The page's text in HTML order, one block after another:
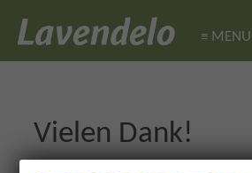
≡ MENU
≡ MENU
Vielen Dank!